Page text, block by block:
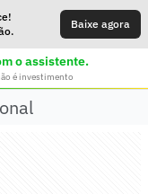
Baixe agora
o assistente.
é investimento